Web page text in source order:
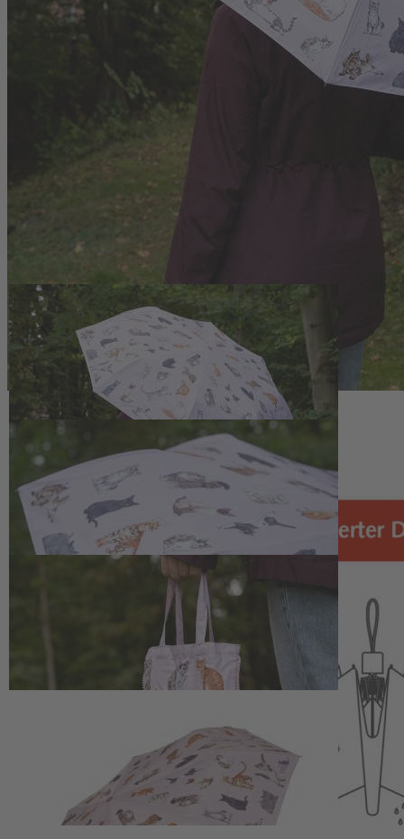
Zum Anfang der Bildergalerie springen
Artikelnr.
Taschenschirm mit
Katzenmotiv
Zum Warenkorb hinzufügen
Zur Wunschliste hinzufügen
Sofort lieferbar
Praktischer Taschenschirm mit Katzenmotiv, der zuverlässig vor
Regen schützt und sich platzsparend in der passenden Tragetasche
Praktischer Begleiter für wechselhaftes
Der Taschenschirm mit Katzenmotiv verbindet zuverlässigen
Regenschutz mit handlicher Größe. Mit einem Durchmesser von
etwa 98 Zentimetern bietet er ausreichend Schutz, während das
kompakte Format den Transport im Alltag erleichtert. Das robuste
Gestell und der Schirmbezug aus hochwertigem, winddichtem
Polyester sorgen für Stabilität auch bei stärkeren Böen. Ein
ergonomisch geformter Griff ermöglicht ein angenehmes Halten